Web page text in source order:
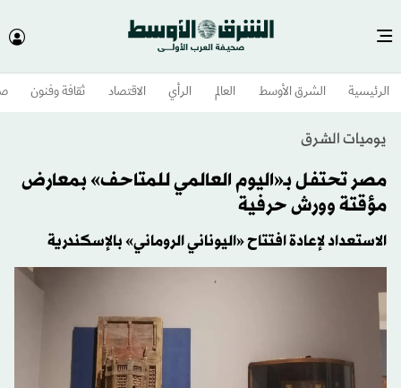
الرئيسية الشرق الأوسط​ العالم الرأي الاقتصاد ثقافة وفنون
يوميات الشرق
مصر تحتفل بـ«اليوم العالمي للمتاحف» بمعارض
مؤقتة وورش حرفية
الاستعداد لإعادة افتتاح «اليوناني الروماني» بالإسكندرية